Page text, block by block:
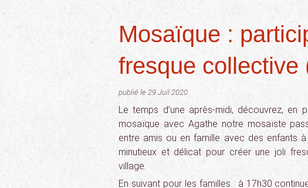
Mosaïque :
fresque collective
publié le 29 Juil 2020
Le temps d’une après-midi, découvrez,
mosaïque avec Agathe notre mosaïste
entre amis ou en famille avec des enfants
minutieux et délicat pour créer une joli
village.
En suivant pour les familles : à 17h30